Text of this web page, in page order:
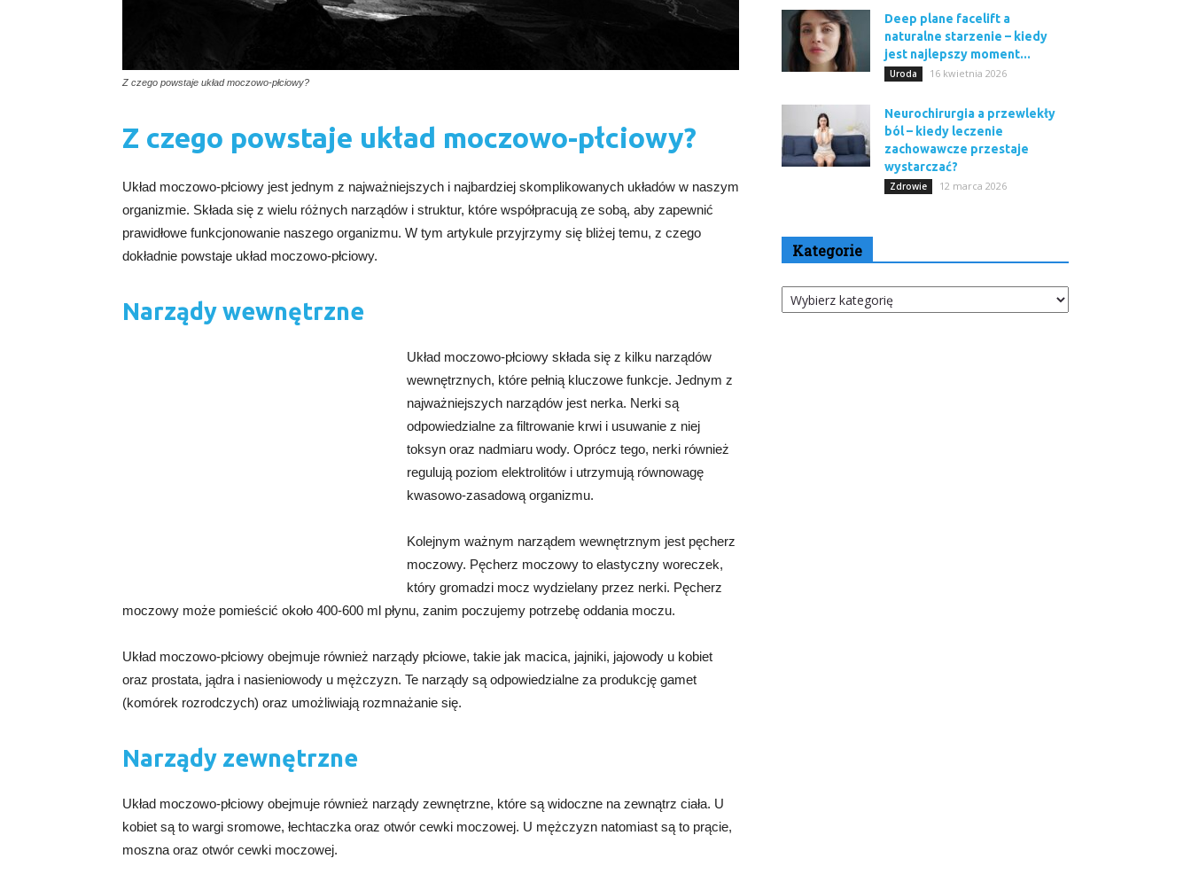
Z czego powstaje układ moczowo-płciowy?
Z czego powstaje układ moczowo-płciowy?
Układ moczowo-płciowy jest jednym z najważniejszych i najbardziej skomplikowanych układów w naszym
organizmie. Składa się z wielu różnych narządów i struktur, które współpracują ze sobą, aby zapewnić
prawidłowe funkcjonowanie naszego organizmu. W tym artykule przyjrzymy się bliżej temu, z czego
dokładnie powstaje układ moczowo-płciowy.
Narządy wewnętrzne
Układ moczowo-płciowy składa się z kilku narządów
wewnętrznych, które pełnią kluczowe funkcje. Jednym z
najważniejszych narządów jest nerka. Nerki są
odpowiedzialne za filtrowanie krwi i usuwanie z niej
toksyn oraz nadmiaru wody. Oprócz tego, nerki również
regulują poziom elektrolitów i utrzymują równowagę
kwasowo-zasadową organizmu.
Kolejnym ważnym narządem wewnętrznym jest pęcherz
moczowy. Pęcherz moczowy to elastyczny woreczek,
który gromadzi mocz wydzielany przez nerki. Pęcherz
moczowy może pomieścić około 400-600 ml płynu, zanim poczujemy potrzebę oddania moczu.
Układ moczowo-płciowy obejmuje również narządy płciowe, takie jak macica, jajniki, jajowody u kobiet
oraz prostata, jądra i nasieniowody u mężczyzn. Te narządy są odpowiedzialne za produkcję gamet
(komórek rozrodczych) oraz umożliwiają rozmnażanie się.
Narządy zewnętrzne
Układ moczowo-płciowy obejmuje również narządy zewnętrzne, które są widoczne na zewnątrz ciała. U
kobiet są to wargi sromowe, łechtaczka oraz otwór cewki moczowej. U mężczyzn natomiast są to prącie,
moszna oraz otwór cewki moczowej.
Deep plane facelift a
naturalne starzenie – kiedy
jest najlepszy moment...
Uroda 16 kwietnia 2026
Neurochirurgia a przewlekły
ból – kiedy leczenie
zachowawcze przestaje
wystarczać?
Zdrowie 12 marca 2026
Kategorie
Kategorie